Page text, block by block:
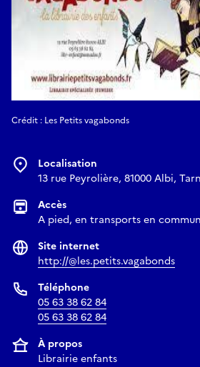
Crédit : Les Petits vagabonds
Localisation
13 rue Peyrolière, 81000 Albi,
Accès
A pied, en transports en commun
Site internet
http://@les.petits.vagabonds
Téléphone
05 63 38 62 84
05 63 38 62 84
À propos
Librairie enfants